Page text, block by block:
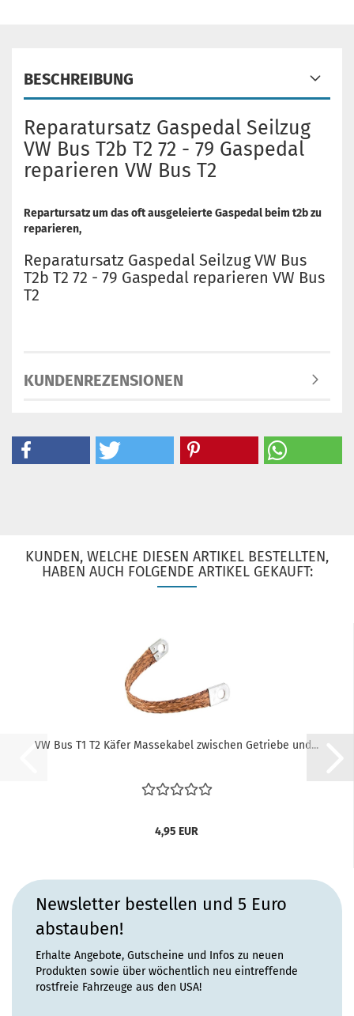
BESCHREIBUNG
Reparatursatz Gaspedal Seilzug
VW Bus T2b T2 72 - 79 Gaspedal
reparieren VW Bus T2
Repartursatz um das oft ausgeleierte Gaspedal beim t2b zu
reparieren,
Reparatursatz Gaspedal Seilzug VW Bus
T2b T2 72 - 79 Gaspedal reparieren VW Bus
T2
KUNDENREZENSIONEN
KUNDEN, WELCHE DIESEN ARTIKEL BESTELLTEN,
HABEN AUCH FOLGENDE ARTIKEL GEKAUFT:
VW Bus T1 T2 Käfer Massekabel zwischen Getriebe und...
4,95 EUR
Newsletter bestellen und 5 Euro
abstauben!
Erhalte Angebote, Gutscheine und Infos zu neuen
Produkten sowie über wöchentlich neu eintreffende
rostfreie Fahrzeuge aus den USA!